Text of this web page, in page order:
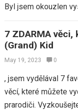
Byl jsem okouzlen
7 ZDARMA
(Grand) Kid
May 19, 2023 0
, jsem vydělával 7
věcí, které můžete
prarodiči.